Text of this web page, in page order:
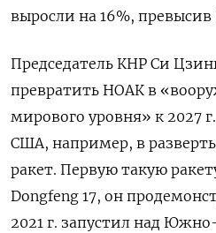
выросли на 16%,
Председатель КНР Си
превратить НОАК в
мирового уровня» к 2027
США, например, в
ракет. Первую такую
Dongfeng 17, он
2021 г. запустил над